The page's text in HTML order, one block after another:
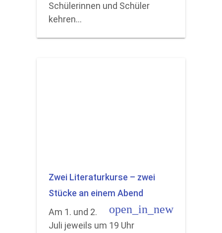
Schülerinnen und Schüler
kehren…
Zwei Literaturkurse – zwei
Stücke an einem Abend
open_in_new
Am 1. und 2.
Juli jeweils um 19 Uhr